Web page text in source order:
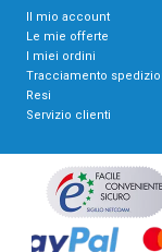
Il mio account
Le mie offerte
I miei ordini
Tracciamento
Resi
Servizio clienti